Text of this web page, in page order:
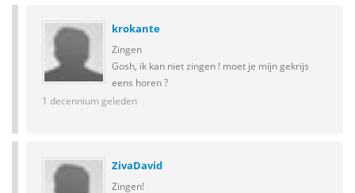
krokante
Zingen
Gosh, ik kan niet zingen ! moet je mijn gekrijs
eens horen ?
1 decennium geleden
ZivaDavid
Zingen!